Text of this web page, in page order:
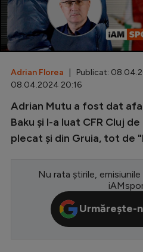
Special
Diverse
Inedit
Clasamente
Champions
Conference
CM 2026
Premier
Adrian Florea | Publicat:
08.04.2024 20:16
Adrian Mutu a fost dat
Baku și l-a luat CFR Cluj
plecat și din Gruia, tot de
Nu rata știrile,
Urmărește-